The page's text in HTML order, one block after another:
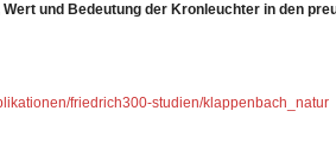
Wert und Bedeutung der Kronleuchter in den
friedrich300-studien/klappenbach_natur